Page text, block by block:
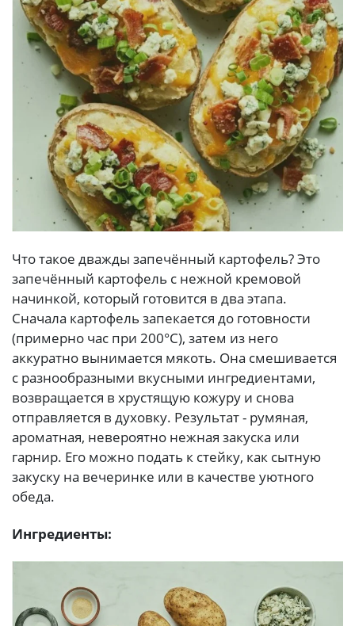
Что такое дважды запечённый картофель? Это
запечённый картофель с нежной кремовой
начинкой, который готовится в два этапа.
Сначала картофель запекается до готовности
(примерно час при 200°C), затем из него
аккуратно вынимается мякоть. Она смешивается
с разнообразными вкусными ингредиентами,
возвращается в хрустящую кожуру и снова
отправляется в духовку. Результат - румяная,
ароматная, невероятно нежная закуска или
гарнир. Его можно подать к стейку, как сытную
закуску на вечеринке или в качестве уютного
обеда.
Ингредиенты: